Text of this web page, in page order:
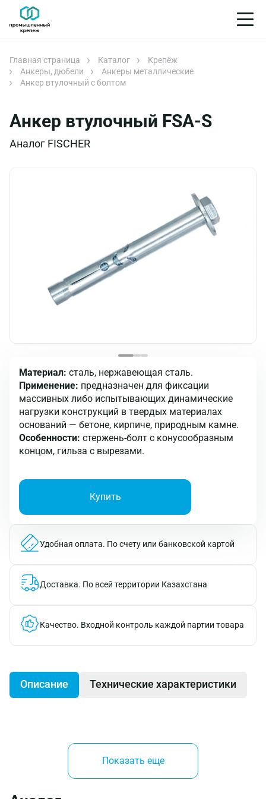
Главная страница Каталог
Крепёж
Анкеры, дюбели
Анкеры металлические
Анкер втулочный с болтом
Анкер втулочный FSA-S
Аналог FISCHER
Материал: сталь, нержавеющая сталь.
Применение: предназначен для фиксации
массивных либо испытывающих динамические
нагрузки конструкций в твердых материалах
оснований — бетоне, кирпиче, природным камне.
Особенности: стержень-болт с конусообразным
концом, гильза с вырезами.
Купить
Удобная оплата. По счету или банковской картой
Доставка. По всей территории Казахстана
Качество. Входной контроль каждой партии товара
Описание Технические характеристики
Анкер втулочный- разновидность крепежных
изделий, которая вбивается, вворачивается или
вводится в основание и способно не только
Показать еще